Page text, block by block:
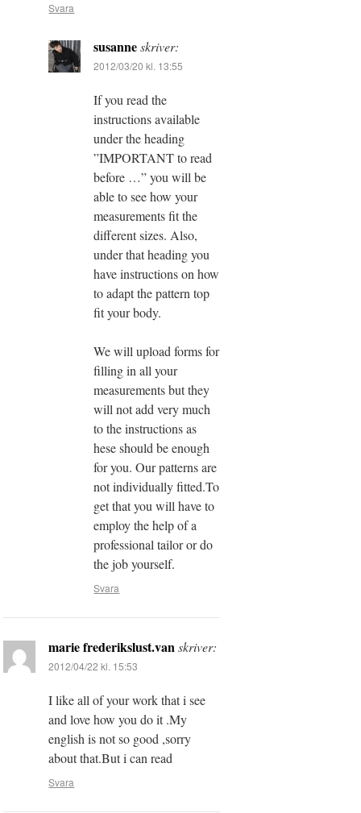
Svara
susanne skriver:
2012/03/20 kl. 13:55
If you read the
instructions available
under the heading
”IMPORTANT to read
before …” you will be
able to see how your
measurements fit the
different sizes. Also,
under that heading you
have instructions on how
to adapt the pattern top
fit your body.
We will upload forms for
filling in all your
measurements but they
will not add very much
to the instructions as
hese should be enough
for you. Our patterns are
not individually fitted.To
get that you will have to
employ the help of a
professional tailor or do
the job yourself.
Svara
marie frederikslust.van skriver:
2012/04/22 kl. 15:53
I like all of your work that i see
and love how you do it .My
english is not so good ,sorry
about that.But i can read
Svara